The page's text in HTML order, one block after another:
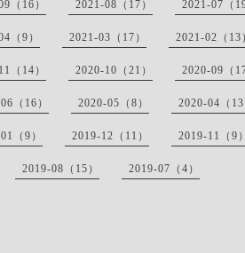
（16） 2021-08（17） 2021-07（19
（9） 2021-03（17） 2021-02（13
（14） 2020-10（21） 2020-09（17
（16） 2020-05（8） 2020-04（13
（9） 2019-12（11） 2019-11（9）
2019-08（15） 2019-07（4）